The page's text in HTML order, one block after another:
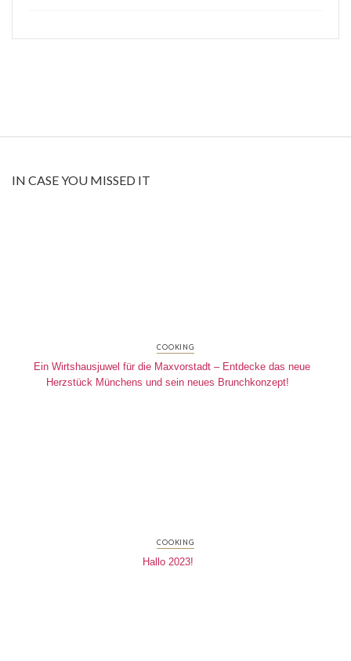
IN CASE YOU MISSED IT
COOKING
Ein Wirtshausjuwel für die Maxvorstadt – Entdecke das neue
Herzstück Münchens und sein neues Brunchkonzept!
COOKING
Hallo 2023!